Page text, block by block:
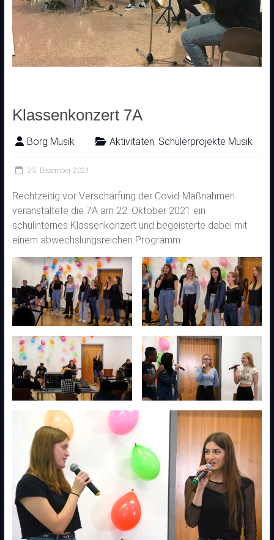
Klassenkonzert 7A
Borg Musik Aktivitäten, Schülerprojekte Musik
23. Dezember 2021
Rechtzeitig vor Verschärfung der Covid-Maßnahmen
veranstaltete die 7A am 22. Oktober 2021 ein
schulinternes Klassenkonzert und begeisterte dabei mit
einem abwechslungsreichen Programm.